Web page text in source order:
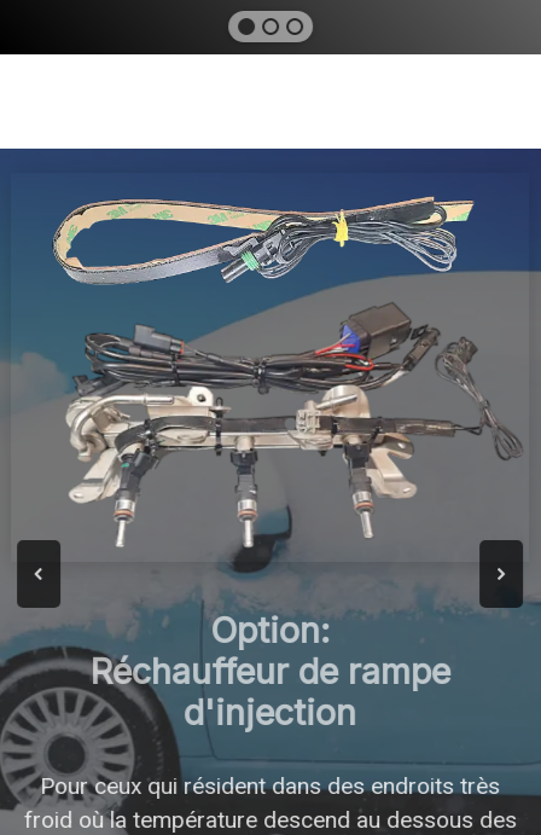
Option:
Réchauffeur de rampe
d'injection
Pour ceux qui résident dans des endroits très
froid où la température descend au dessous des